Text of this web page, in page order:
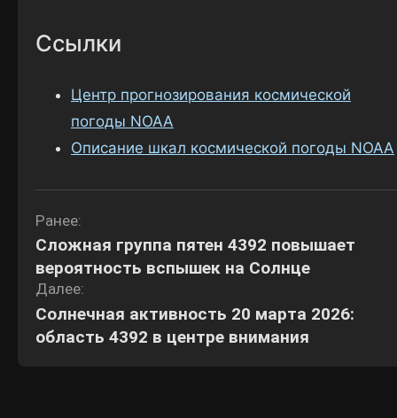
Ссылки
Центр прогнозирования космической
погоды NOAA
Описание шкал космической погоды NOAA
Навигация
по
записям
Ранее:
Сложная группа пятен 4392 повышает
вероятность вспышек на Солнце
Далее:
Солнечная активность 20 марта 2026:
область 4392 в центре внимания